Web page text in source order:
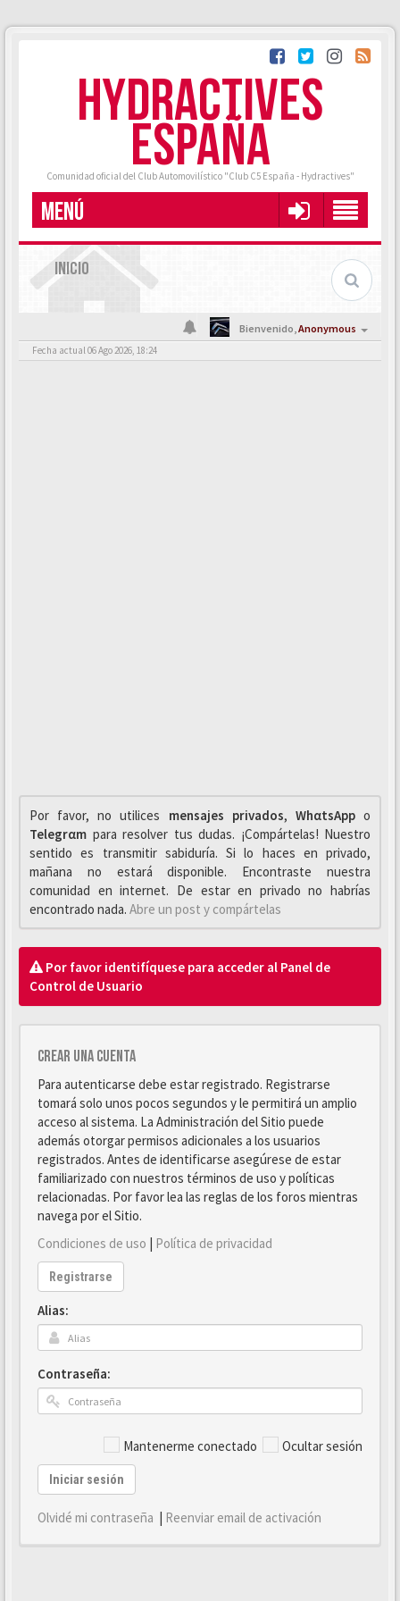
HYDRACTIVES
ESPAÑA
Comunidad oficial del Club Automovilístico "Club C5 España - Hydractives"
MENÚ
INICIO
Bienvenido,Anonymous
Fecha actual 06 Ago 2026, 18:24
Por favor, no utilices mensajes privados, WhαtsAppo
Telegrαm para resolver tus dudas. ¡Compártelas! Nuestro
sentido es transmitir sabiduría. Si lo haces en privado,
mañana no estará disponible. Encontraste nuestra
comunidad en internet. De estar en privado no habrías
encontrado nada. Abre un post y compártelas
Por favor identifíquese para acceder al Panel de
Control de Usuario
Crear una cuenta
Para autenticarse debe estar registrado. Registrarse
tomará solo unos pocos segundos y le permitirá un amplio
acceso al sistema. La Administración del Sitio puede
además otorgar permisos adicionales a los usuarios
registrados. Antes de identificarse asegúrese de estar
familiarizado con nuestros términos de uso y políticas
relacionadas. Por favor lea las reglas de los foros mientras
navega por el Sitio.
Condiciones de uso | Política de privacidad
Registrarse
Alias:
Contraseña:
Mantenerme conectado Ocultar sesión
Iniciar sesión
Olvidé mi contraseña | Reenviar email de activación